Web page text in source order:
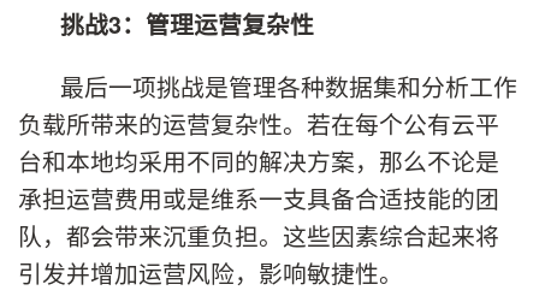
挑战3： 管理运营复杂性
最后一项挑战是管理各种数据集和分析工作
负载所带来的运营复杂性。若在每个公有云平
台和本地均采用不同的解决方案，那么不论是
承担运营费用或是维系一支具备合适技能的团
队，都会带来沉重负担。这些因素综合起来将
引发并增加运营风险，影响敏捷性。